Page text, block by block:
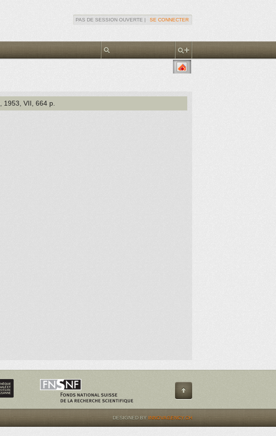
PAS DE SESSION OUVERTE | SE CONNECTER
, 1953 , VII, 664 p.
DESIGNED BY INNOVAGENCY.CH